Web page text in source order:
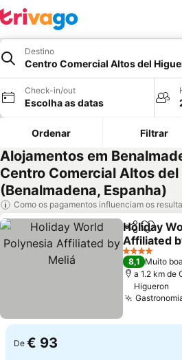
Destino
Centro Comercial Altos del
Check-in/out
Escolha as datas
Ordenar Filtrar
Alojamentos em
Centro Comercial Altos
(Benalmadena, Espanha)
Como os pagamentos influenciam os
Partilhar
Holiday
Affiliated
4 Estrelas
8,1 Muito boa
a 1.2 km de
Higueron
De € 93